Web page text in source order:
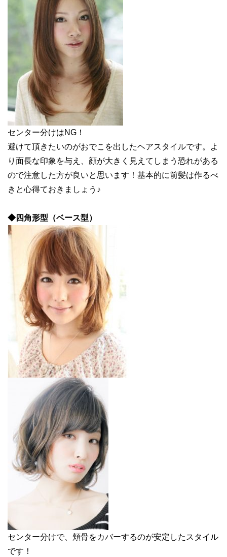
センター分けはNG！
避けて頂きたいのがおでこを出したヘアスタイルです。よ
り面長な印象を与え、顔が大きく見えてしまう恐れがある
ので注意した方が良いと思います！基本的に前髪は作るべ
きと心得ておきましょう♪
◆四角形型（ベース型）
センター分けで、頬骨をカバーするのが安定したスタイル
です！